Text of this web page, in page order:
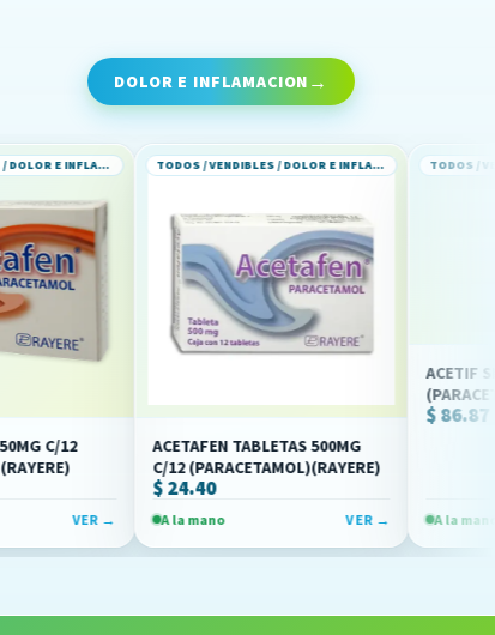
DOLOR E INFLAMACION
TODOS / VENDIBLES / DOLOR E INFLAMACION TODOS / VENDIBLES / DOLOR E INFLAMACION
ACETAFEN TABLETAS 500MG
C/12 (PARACETAMOL)(RAYERE)
A la mano
ACETIF SI SOL INY
$ 86.87
A la mano